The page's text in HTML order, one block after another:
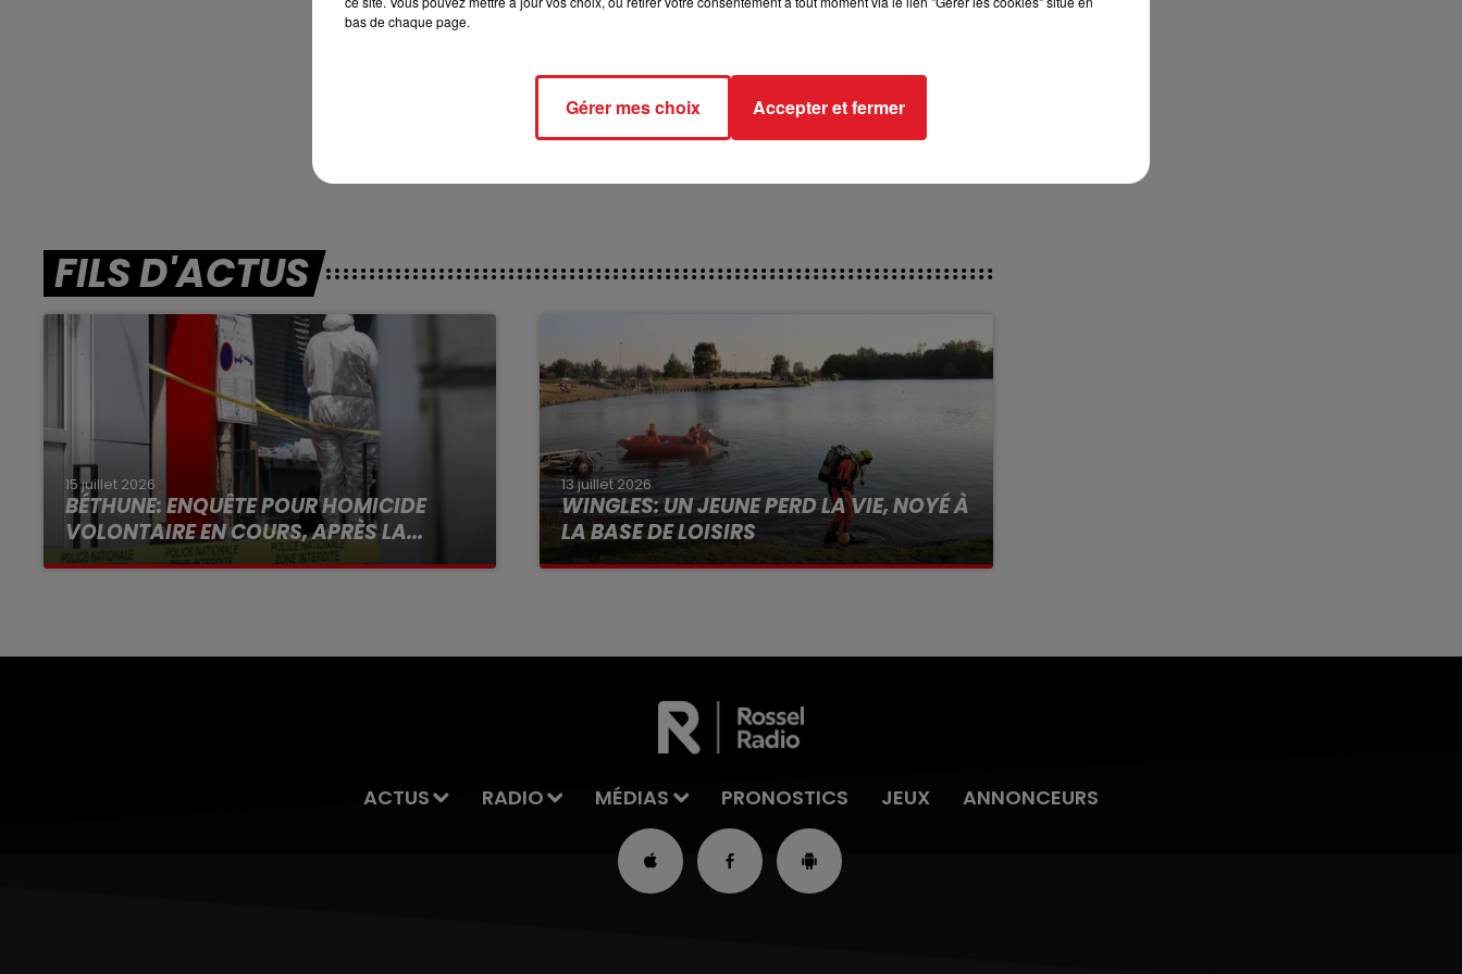
Wise As. La ligne est bonne.
En direct des pistes :
FILS D'ACTUS
15 juillet 2026
BÉTHUNE: ENQUÊTE POUR HOMICIDE
VOLONTAIRE EN COURS, APRÈS LA...
Selon les premiers éléments, le logement
13 juillet 2026
WINGLES: UN JEUNE PERD LA VIE, NOYÉ À
LA BASE DE LOISIRS
La victime a coulé à pic
ACTUS RADIO MÉDIAS PRONOSTICS JEUX ANNONCEURS
bas de chaque page.
Gérer mes choix Accepter et fermer